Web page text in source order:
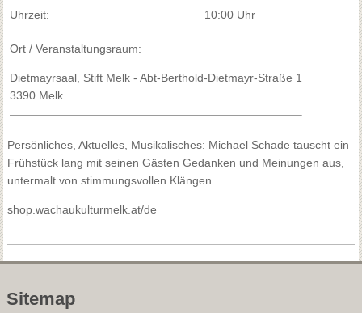
Uhrzeit:
10:00 Uhr
Ort / Veranstaltungsraum:
Dietmayrsaal, Stift Melk - Abt-Berthold-Dietmayr-Straße 1
3390 Melk
Persönliches, Aktuelles, Musikalisches: Michael Schade tauscht ein
Frühstück lang mit seinen Gästen Gedanken und Meinungen aus,
untermalt von stimmungsvollen Klängen.
shop.wachaukulturmelk.at/de
Sitemap